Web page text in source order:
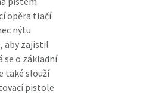
opěra tlačí
nýtu
aby zajistil
se o základní
také slouží
pistole